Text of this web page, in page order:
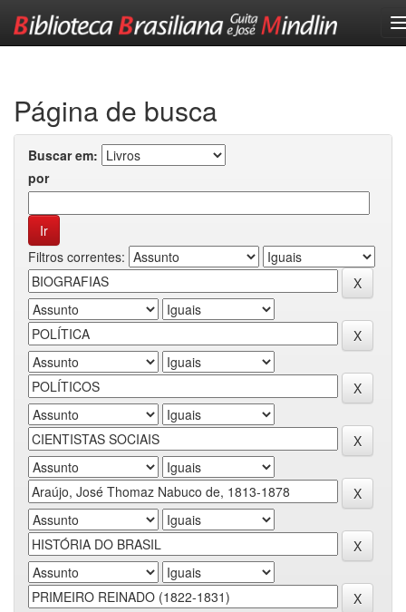
Página de busca
Buscar em:
por
Filtros correntes: